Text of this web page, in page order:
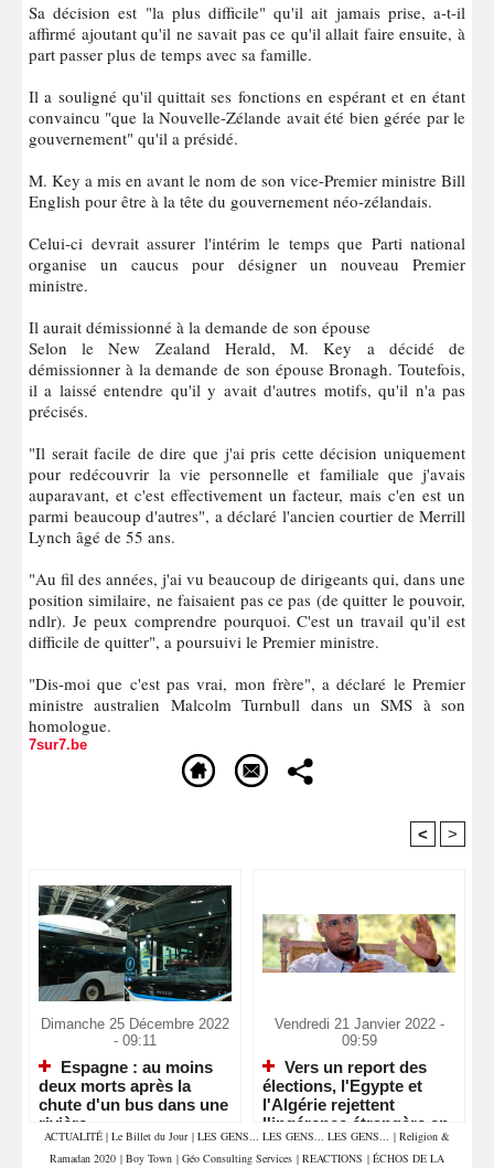
Sa décision est "la plus difficile" qu'il ait jamais prise, a-t-il
affirmé ajoutant qu'il ne savait pas ce qu'il allait faire ensuite, à
part passer plus de temps avec sa famille.
Il a souligné qu'il quittait ses fonctions en espérant et en étant
convaincu "que la Nouvelle-Zélande avait été bien gérée par le
gouvernement" qu'il a présidé.
M. Key a mis en avant le nom de son vice-Premier ministre Bill
English pour être à la tête du gouvernement néo-zélandais.
Celui-ci devrait assurer l'intérim le temps que Parti national
organise un caucus pour désigner un nouveau Premier
ministre.
Il aurait démissionné à la demande de son épouse
Selon le New Zealand Herald, M. Key a décidé de
démissionner à la demande de son épouse Bronagh. Toutefois,
il a laissé entendre qu'il y avait d'autres motifs, qu'il n'a pas
précisés.
"Il serait facile de dire que j'ai pris cette décision uniquement
pour redécouvrir la vie personnelle et familiale que j'avais
auparavant, et c'est effectivement un facteur, mais c'en est un
parmi beaucoup d'autres", a déclaré l'ancien courtier de Merrill
Lynch âgé de 55 ans.
"Au fil des années, j'ai vu beaucoup de dirigeants qui, dans une
position similaire, ne faisaient pas ce pas (de quitter le pouvoir,
ndlr). Je peux comprendre pourquoi. C'est un travail qu'il est
difficile de quitter", a poursuivi le Premier ministre.
"Dis-moi que c'est pas vrai, mon frère", a déclaré le Premier
ministre australien Malcolm Turnbull dans un SMS à son
homologue.
7sur7.be
< >
Dimanche 25 Décembre 2022
- 09:11
Espagne : au moins
deux morts après la
chute d'un bus dans une
rivière
Vendredi 21 Janvier 2022 -
09:59
Vers un report des
élections, l'Egypte et
l'Algérie rejettent
l'ingérence étrangère en
Libye
ACTUALITÉ | Le Billet du Jour | LES GENS... LES GENS... LES GENS... | Religion &
Ramadan 2020 | Boy Town | Géo Consulting Services | REACTIONS | ÉCHOS DE LA